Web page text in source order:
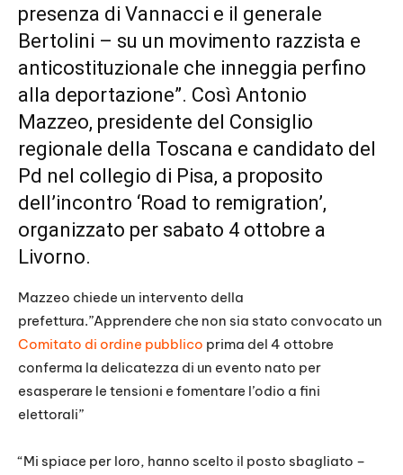
presenza di Vannacci e il generale
Bertolini – su un movimento razzista e
anticostituzionale che inneggia perfino
alla deportazione”. Così Antonio
Mazzeo, presidente del Consiglio
regionale della Toscana e candidato del
Pd nel collegio di Pisa, a proposito
dell’incontro ‘Road to remigration’,
organizzato per sabato 4 ottobre a
Livorno.
Mazzeo chiede un intervento della
prefettura.”Apprendere che non sia stato convocato un
Comitato di ordine pubblico prima del 4 ottobre
conferma la delicatezza di un evento nato per
esasperare le tensioni e fomentare l’odio a fini
elettorali”
“Mi spiace per loro, hanno scelto il posto sbagliato –